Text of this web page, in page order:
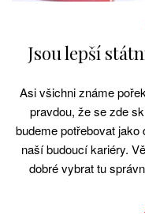
Jsou lepší
Asi všichni známe
pravdou, že se zde
budeme potřebovat
naší budoucí kariéry.
dobré vybrat tu